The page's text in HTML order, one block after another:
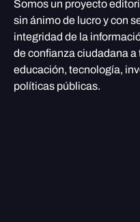
Somos un proyecto
sin ánimo de lucro y con
integridad de la
de confianza ciudadana
educación, tecnología,
políticas públicas.